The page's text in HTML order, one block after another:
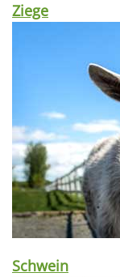
Ziege
Schwein